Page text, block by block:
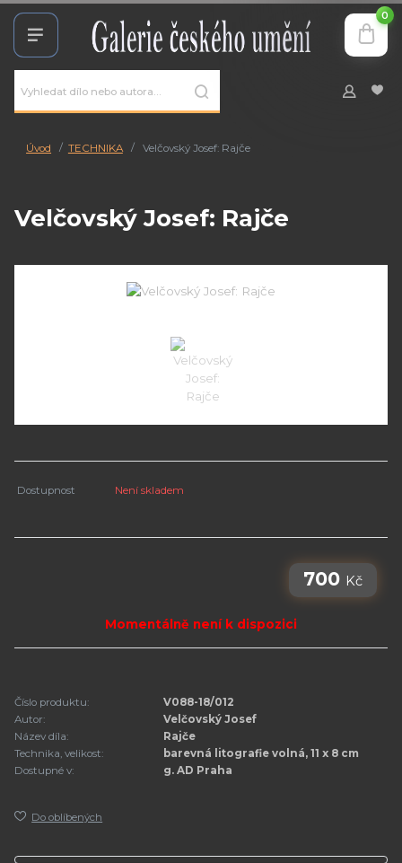
0
Úvod TECHNIKA Velčovský Josef: Rajče
Velčovský Josef: Rajče
Dostupnost Není skladem
700 Kč
Momentálně není k dispozici
Číslo produktu:
V088-18/012
Autor:
Velčovský Josef
Název díla:
Rajče
Technika, velikost:
barevná litografie volná, 11 x 8 cm
Dostupné v:
g. AD Praha
Do oblíbených